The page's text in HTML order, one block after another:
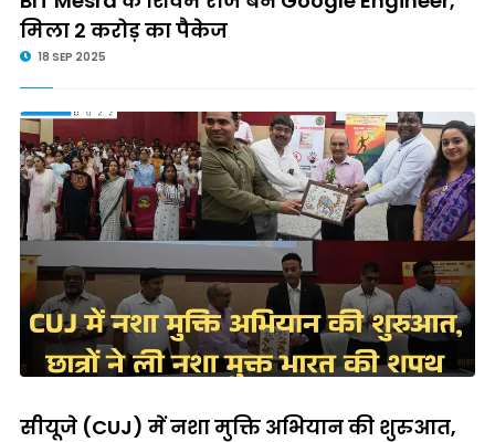
मिला 2 करोड़ का पैकेज
18 SEP 2025
सीयूजे (CUJ) में नशा मुक्ति अभियान की शुरुआत,